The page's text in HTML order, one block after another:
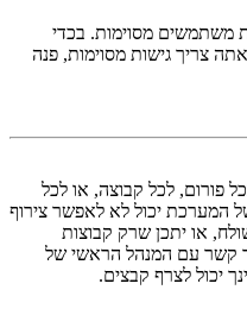
משתמשים מסוימות. בכדי
צריך גישות מסוימות, פנה
פורום, לכל קבוצה, או לכל
יכול לא לאפשר צירוף
או יתכן שרק קבוצות
קשר עם המנהל הראשי של
יכול לצרף קבצים.